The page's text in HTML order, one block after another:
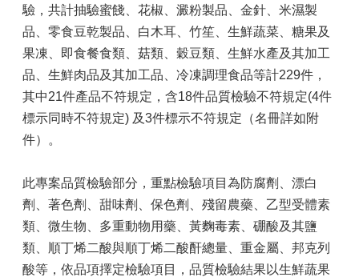
驗，共計抽驗蜜餞、花椒、澱粉製品、金針、米濕製
品、零食豆乾製品、白木耳、竹笙、生鮮蔬菜、糖果及
果凍、即食餐食類、菇類、穀豆類、生鮮水產及其加工
品、生鮮肉品及其加工品、冷凍調理食品等計229件，
其中21件產品不符規定，含18件品質檢驗不符規定(4件
標示同時不符規定) 及3件標示不符規定（名冊詳如附
件）。
此專案品質檢驗部分，重點檢驗項目為防腐劑、漂白
劑、著色劑、甜味劑、保色劑、殘留農藥、乙型受體素
類、微生物、多重動物用藥、黃麴毒素、硼酸及其鹽
類、順丁烯二酸與順丁烯二酸酐總量、重金屬、邦克列
酸等，依品項擇定檢驗項目，品質檢驗結果以生鮮蔬果